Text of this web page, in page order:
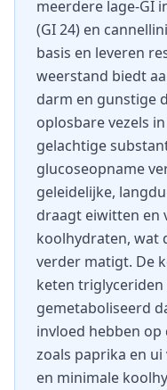
meerdere lage-GI
(GI 24) en
basis en leveren
weerstand biedt
darm en gunstige
oplosbare vezels
gelachtige
glucoseopname
geleidelijke,
draagt eiwitten en
koolhydraten, wat
verder matigt. De
keten
gemetaboliseerd
invloed hebben op
zoals paprika en
en minimale